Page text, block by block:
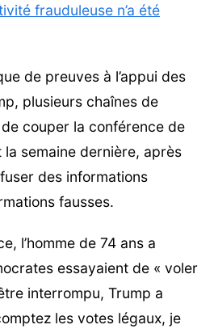
frauduleuse n’a été
de preuves à l’appui des
plusieurs chaînes de
couper la conférence de
semaine dernière, après
des informations
fausses.
l’homme de 74 ans a
essayaient de « voler
interrompu, Trump a
les votes légaux, je